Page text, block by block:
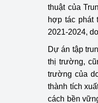
thuật của
hợp tác phát
2021-2024,
Dự án tập
thị trường,
trường của
thành tích
cách bền